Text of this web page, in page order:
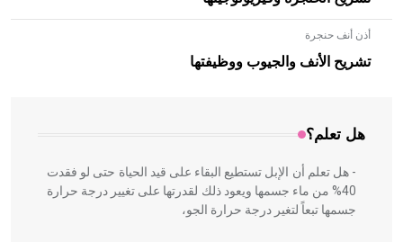
أذن أنف حنجرة
تشريح الأنف والجيوب ووظيفتها
هل تعلم؟
- هل تعلم أن الأبلق نوع من الفنون الهندسية التي ارتبطت
بالعمارة الإسلامية في بلاد الشام ومصر خاصة، حيث يحرص
المعمار على بناء مداميكه وخاصة في الواجهات
- هل تعلم أن الإبل تستطيع البقاء على قيد الحياة حتى لو فقدت
40% من ماء جسمها ويعود ذلك لقدرتها على تغيير درجة حرارة
جسمها تبعاً لتغير درجة حرارة الجو،